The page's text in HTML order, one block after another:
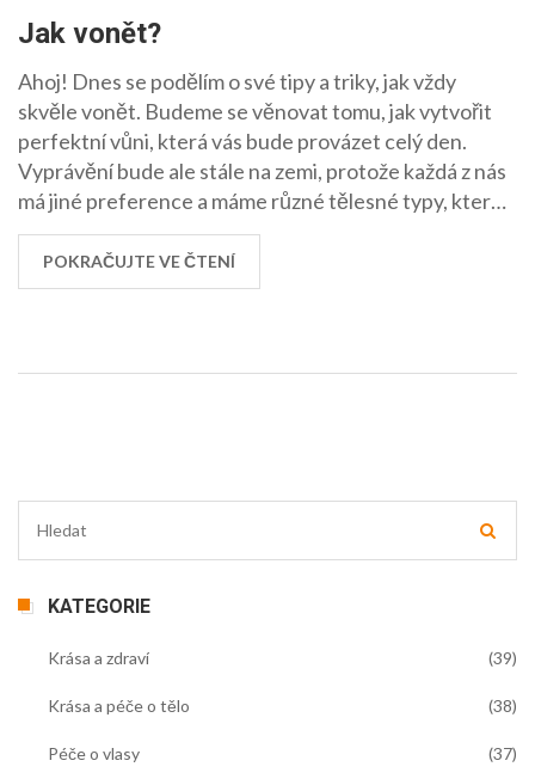
Jak vonět?
Ahoj! Dnes se podělím o své tipy a triky, jak vždy
skvěle vonět. Budeme se věnovat tomu, jak vytvořit
perfektní vůni, která vás bude provázet celý den.
Vyprávění bude ale stále na zemi, protože každá z nás
má jiné preference a máme různé tělesné typy, které
ovlivňují naši osobní vůni. Takže pojďme na to a
objevme tajemství příjemné vůně!
POKRAČUJTE VE ČTENÍ
KATEGORIE
Krása a zdraví (39)
Krása a péče o tělo (38)
Péče o vlasy (37)